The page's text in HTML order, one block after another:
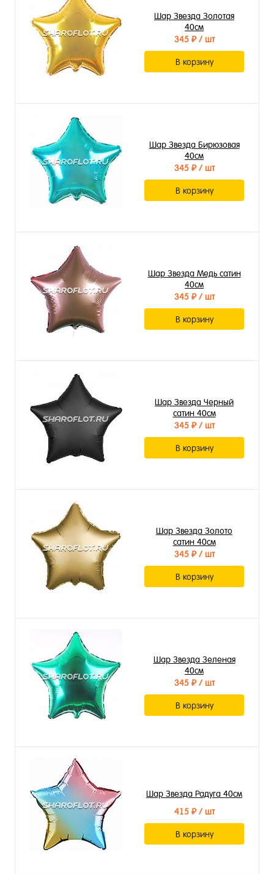
Шар Звезда Золотая
40см
345 ₽/ шт
В корзину
Шар Звезда Бирюзовая
40см
345 ₽/ шт
В корзину
Шар Звезда Медь сатин
40см
345 ₽/ шт
В корзину
Шар Звезда Черный
сатин 40см
345 ₽/ шт
В корзину
Шар Звезда Золото
сатин 40см
345 ₽/ шт
В корзину
Шар Звезда Зеленая
40см
345 ₽/ шт
В корзину
Шар Звезда Радуга 40см
415 ₽/ шт
В корзину